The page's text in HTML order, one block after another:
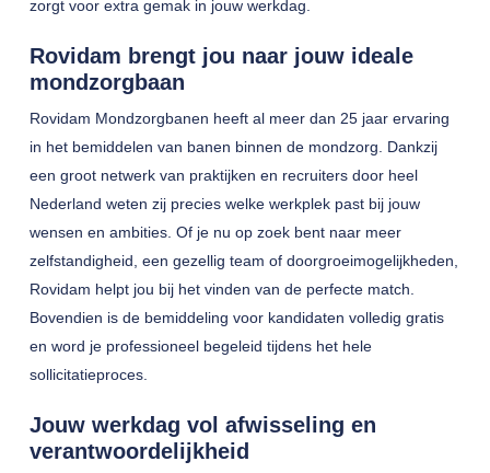
zorgt voor extra gemak in jouw werkdag.
Rovidam brengt jou naar jouw ideale
mondzorgbaan
Rovidam Mondzorgbanen heeft al meer dan 25 jaar ervaring
in het bemiddelen van banen binnen de mondzorg. Dankzij
een groot netwerk van praktijken en recruiters door heel
Nederland weten zij precies welke werkplek past bij jouw
wensen en ambities. Of je nu op zoek bent naar meer
zelfstandigheid, een gezellig team of doorgroeimogelijkheden,
Rovidam helpt jou bij het vinden van de perfecte match.
Bovendien is de bemiddeling voor kandidaten volledig gratis
en word je professioneel begeleid tijdens het hele
sollicitatieproces.
Jouw werkdag vol afwisseling en
verantwoordelijkheid